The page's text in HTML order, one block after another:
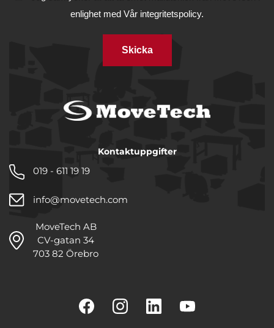
enlighet med Vår integritetspolicy.
Skicka
Kontaktuppgifter
019 - 611 19 19
info@movetech.com
MoveTech AB
CV-gatan 34
703 82 Örebro